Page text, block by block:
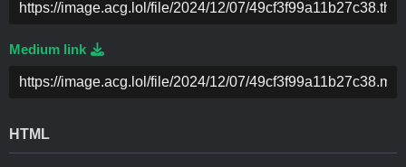
Medium link
HTML